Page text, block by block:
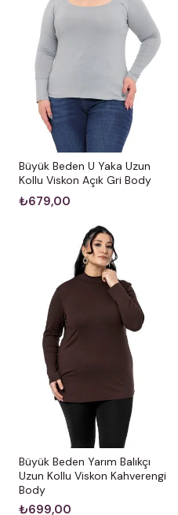
Büyük Beden U Yaka Uzun
Kollu Viskon Açık Gri Body
₺679,00
Büyük Beden Yarım Balıkçı
Uzun Kollu Viskon Kahverengi
Body
₺699,00